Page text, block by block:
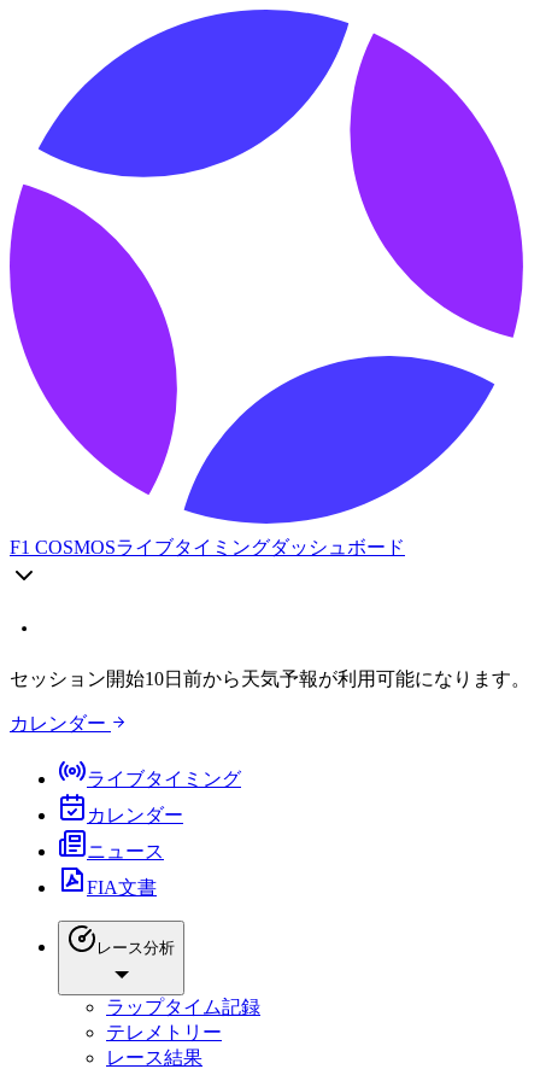
F1 COSMOSライブタイミングダッシュボード
セッション開始10日前から天気予報が利用可能になります。
カレンダー
ライブタイミング
カレンダー
ニュース
FIA文書
レース分析
ラップタイム記録
テレメトリー
レース結果